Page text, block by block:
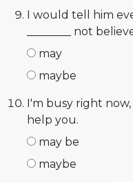
I would tell him
________ not
may
maybe
I'm busy right now,
help you.
may be
maybe